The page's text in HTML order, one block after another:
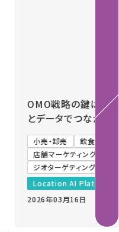
。メーカー・代理店
店舗分析と集客施策
広告代理店
Data Service
難易度：中